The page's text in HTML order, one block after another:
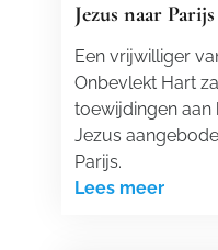
Jezus naar Parijs
Een vrijwilliger
Onbevlekt Hart
toewijdingen aan
Jezus
Parijs.
Lees meer